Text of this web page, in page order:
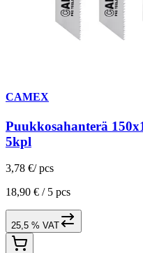
CAMEX
Puukkosahanterä
5kpl
3,78 €/ pcs
18,90 € / 5 pcs
25,5 % VAT